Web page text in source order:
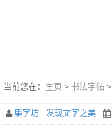
当前您在： 主页 > 书法字帖 >
集字坊 - 发现文字之美